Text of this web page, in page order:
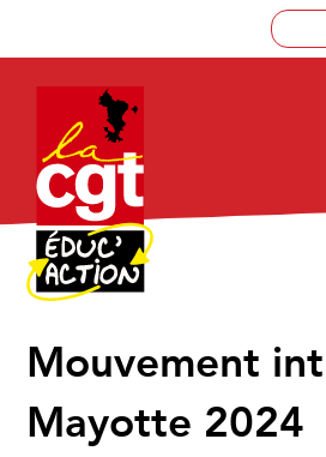
Mouvement
Mayotte 2024